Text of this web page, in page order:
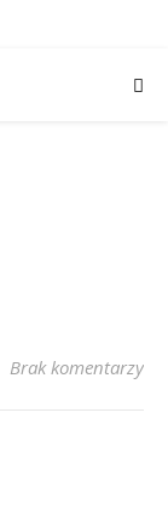
Brak komentarzy